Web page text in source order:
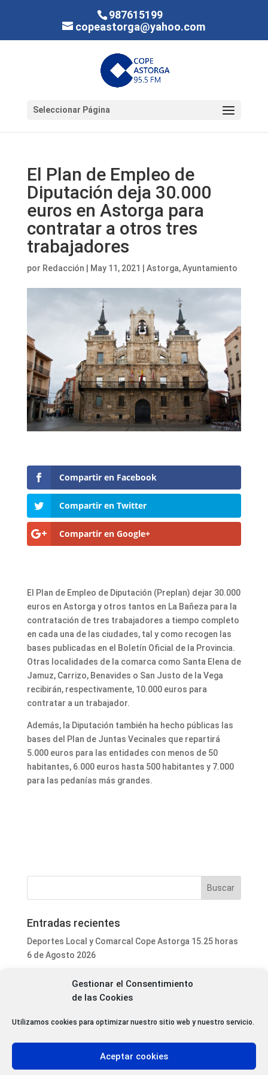
Gestionar el Consentimiento
de las Cookies
Utilizamos cookies para optimizar nuestro sitio web y nuestro servicio.
Aceptar cookies
987615199
copeastorga@yahoo.com
Seleccionar Página
El Plan de Empleo de
Diputación deja 30.000
euros en Astorga para
contratar a otros tres
trabajadores
por Redacción May 11, 2021 Astorga,Ayuntamiento
Compartir en Facebook
Compartir en Twitter
Compartir en Google+
El Plan de Empleo de Diputación (Preplan) dejar 30.000
euros en Astorga y otros tantos en La Bañeza para la
contratación de tres trabajadores a tiempo completo
en cada una de las ciudades, tal y como recogen las
bases publicadas en el Boletín Oficial de la Provincia.
Otras localidades de la comarca como Santa Elena de
Jamuz, Carrizo, Benavides o San Justo de la Vega
recibirán, respectivamente, 10.000 euros para
contratar a un trabajador.
Además, la Diputación también ha hecho públicas las
bases del Plan de Juntas Vecinales que repartirá
5.000 euros para las entidades con menos de 50
habitantes, 6.000 euros hasta 500 habitantes y 7.000
para las pedanías más grandes.
Entradas recientes
Deportes Local y Comarcal Cope Astorga 15.25 horas
6 de Agosto 2026
Luis Fernández Terrón dona 1.020 euros a la
Patrimonio da luz verde a la rehabilitación de varias